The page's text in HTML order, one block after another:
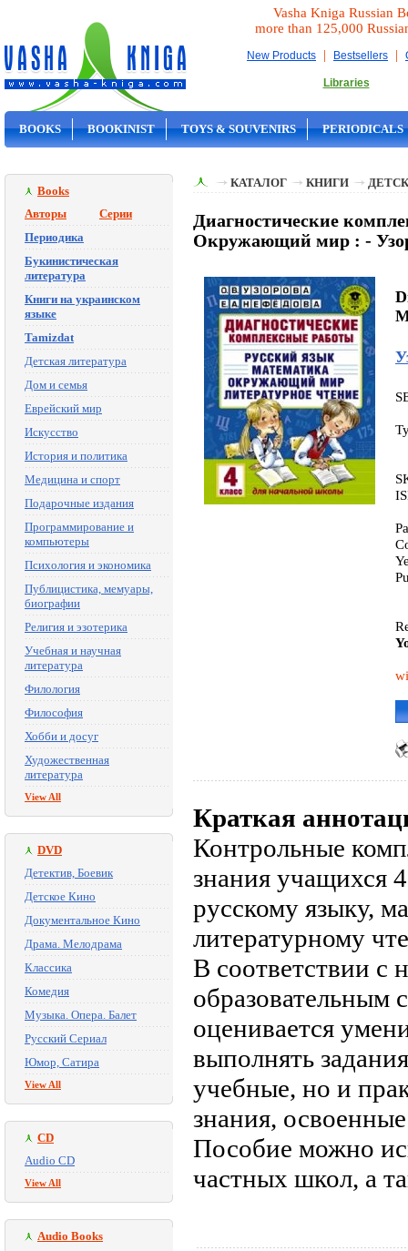
Vasha Kniga Russian
more than 125,000
New Products | Bestsellers |
Libraries
BOOKS BOOKINIST TOYS & SOUVENIRS PERIODICALS
Books
Авторы
Серии
Периодика
Букинистическая
литература
Книги на украинском
языке
Tamizdat
Детская литература
Дом и семья
Еврейский мир
Искусство
История и политика
Медицина и спорт
Подарочные издания
Программирование и
компьютеры
Психология и экономика
Публицистика, мемуары,
биографии
Религия и эзотерика
Учебная и научная
литература
Филология
Философия
Хобби и досуг
Художественная
литература
View All
DVD
Детектив, Боевик
Детское Кино
Документальное Кино
Драма. Мелодрама
Классика
Комедия
Музыка. Опера. Балет
Русский Сериал
Юмор, Сатира
View All
CD
Audio CD
View All
Audio Books
КАТАЛОГ КНИГИ
Диагностические
Окружающий мир : -
Краткая
Контрольные
знания учащихся
русскому языку,
литературному
В соответствии с
образовательным
оценивается
выполнять
учебные, но и
знания,
Пособие можно
частных школ, а